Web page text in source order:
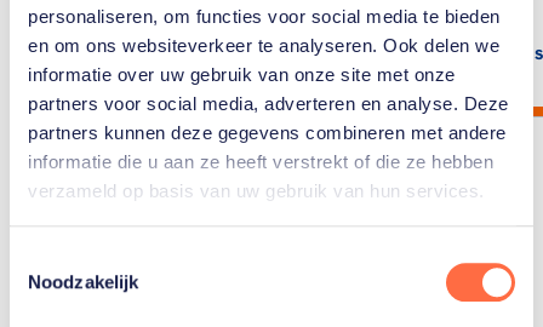
personaliseren, om functies voor social media te bieden
en om ons websiteverkeer te analyseren. Ook delen we
informatie over uw gebruik van onze site met onze
partners voor social media, adverteren en analyse. Deze
partners kunnen deze gegevens combineren met andere
informatie die u aan ze heeft verstrekt of die ze hebben
verzameld op basis van uw gebruik van hun services.
Noodzakelijk
Lees artikel
Toon alle